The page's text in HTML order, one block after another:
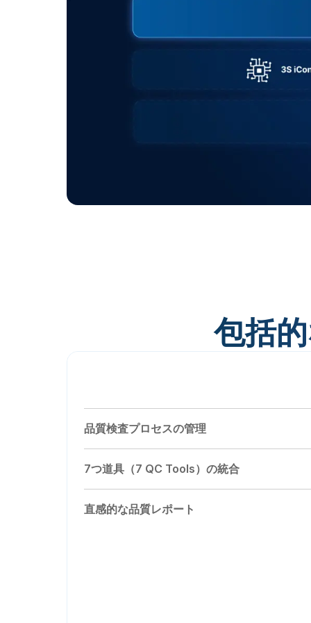
包括
品質検査プロセスの管理
7つ道具（7 QC Tools）の統合
直感的な品質レポート